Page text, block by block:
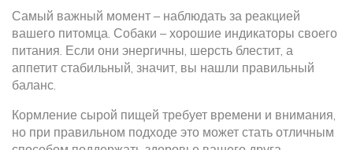
Самый важный момент – наблюдать за реакцией
вашего питомца. Собаки – хорошие индикаторы своего
питания. Если они энергичны, шерсть блестит, а
аппетит стабильный, значит, вы нашли правильный
баланс.
Кормление сырой пищей требует времени и внимания,
но при правильном подходе это может стать отличным